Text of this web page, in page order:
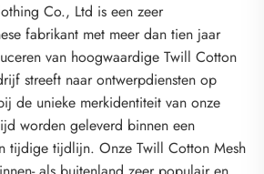
Co., Ltd is een zeer
fabrikant met meer dan tien jaar
van hoogwaardige Twill Cotton
streeft naar ontwerpdiensten op
de unieke merkidentiteit van onze
worden geleverd binnen een
tijdige tijdlijn. Onze Twill Cotton Mesh